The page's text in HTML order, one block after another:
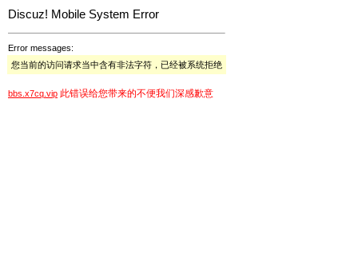
Discuz! Mobile System Error
Error messages:
您当前的访问请求当中含有非法字符，已经被系统拒绝
bbs.x7cq.vip 此错误给您带来的不便我们深感歉意